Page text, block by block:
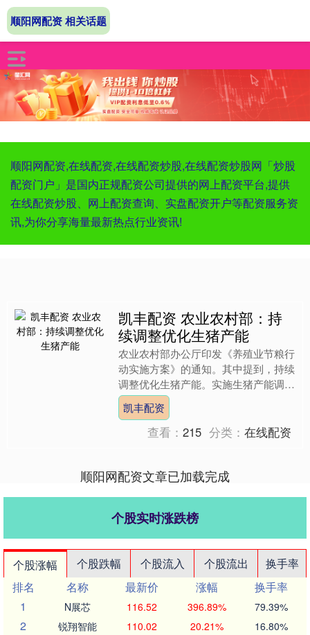
顺阳网配资,在线配资,在线配资炒股,在线配资炒股网「炒股
配资门户」是国内正规配资公司提供的网上配资平台,提供
在线配资炒股、网上配资查询、实盘配资开户等配资服务资
讯,为你分享海量最新热点行业资讯!
顺阳网配资 相关话题
凯丰配资 农业农村部：持
续调整优化生猪产能
农业农村部办公厅印发《养殖业节粮行
动实施方案》的通知。其中提到，持续
调整优化生猪产能。实施生猪产能调控
实施方案，把住能繁母猪存栏量“总开
关”凯丰配资，引导养殖场....
凯丰配资
查看：215 分类：在线配资
顺阳网配资文章已加载完成
个股实时涨跌榜
个股涨幅 个股跌幅 个股流入 个股流出
换手率
排名
名称 最新价 涨幅
换手率
1
N展芯 116.52 396.89% 79.39%
2 锐翔智能 110.02 20.21% 16.80%